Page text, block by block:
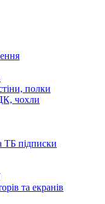
полки
чохли
ТБ підписки
та екранів